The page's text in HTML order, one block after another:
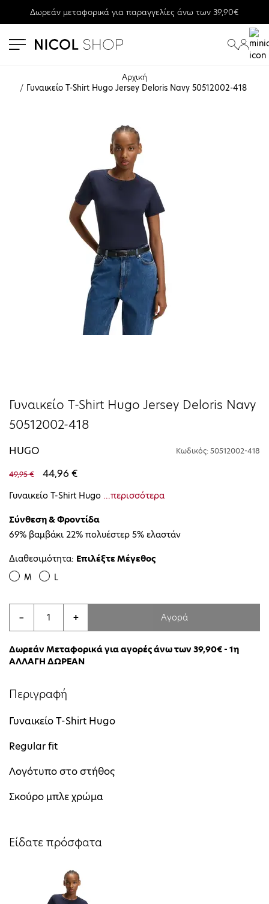
Δωρεάν μεταφορικά για παραγγελίες άνω των 39,90€
Αρχική
Γυναικείο T-Shirt Hugo Jersey Deloris Navy 50512002-418
Γυναικείο T-Shirt Hugo Jersey Deloris Navy
50512002-418
HUGO Κωδικός: 50512002-418
49,95 € 44,96 €
Γυναικείο T-Shirt Hugo ...περισσότερα
Σύνθεση & Φροντίδα
69% βαμβάκι 22% πολυέστερ 5% ελαστάν
Διαθεσιμότητα: Επιλέξτε Μέγεθος
M L
− + Αγορά
Δωρεάν Μεταφορικά για αγορές άνω των 39,90€ - 1η
ΑΛΛΑΓΗ ΔΩΡΕΑΝ
Περιγραφή
Γυναικείο T-Shirt Hugo
Regular fit
Λογότυπο στο στήθος
Σκούρο μπλε χρώμα
Είδατε πρόσφατα